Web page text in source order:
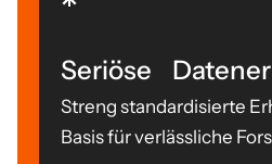
Seriöse
Streng standardisierte
Basis für verlässliche